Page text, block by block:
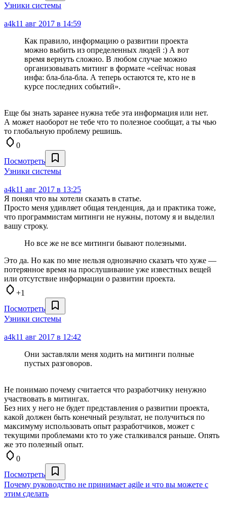
Узники системы
a4k11 авг 2017 в 14:59
Как правило, информацию о развитии проекта
можно выбить из определенных людей :) А вот
время вернуть сложно. В любом случае можно
организовывать митинг в формате «сейчас новая
инфа: бла-бла-бла. А теперь остаются те, кто не в
курсе последних событий».
Еще бы знать заранее нужна тебе эта информация или нет.
А может наоборот не тебе что то полезное сообщат, а ты чью
то глобальную проблему решишь.
0
Посмотреть
Узники системы
a4k11 авг 2017 в 13:25
Я понял что вы хотели сказать в статье.
Просто меня удивляет общая тенденция, да и практика тоже,
что программистам митинги не нужны, потому я и выделил
вашу строку.
Но все же не все митинги бывают полезными.
Это да. Но как по мне нельзя однозначно сказать что хуже —
потерянное время на прослушивание уже известных вещей
или отсутствие информации о развитии проекта.
+1
Посмотреть
Узники системы
a4k11 авг 2017 в 12:42
Они заставляли меня ходить на митинги полные
пустых разговоров.
Не понимаю почему считается что разработчику ненужно
участвовать в митингах.
Без них у него не будет представления о развитии проекта,
какой должен быть конечный результат, не получиться по
максимуму использовать опыт разработчиков, может с
текущими проблемами кто то уже сталкивался раньше. Опять
же это полезный опыт.
0
Посмотреть
Почему руководство не принимает agile и что вы можете с
этим сделать